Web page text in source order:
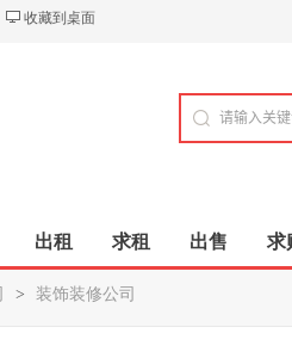
收藏到桌面
出租 求租 出售 求
> 装饰装修公司